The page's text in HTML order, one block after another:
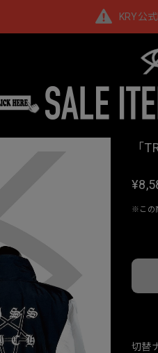
KRY公
「
※この
切替